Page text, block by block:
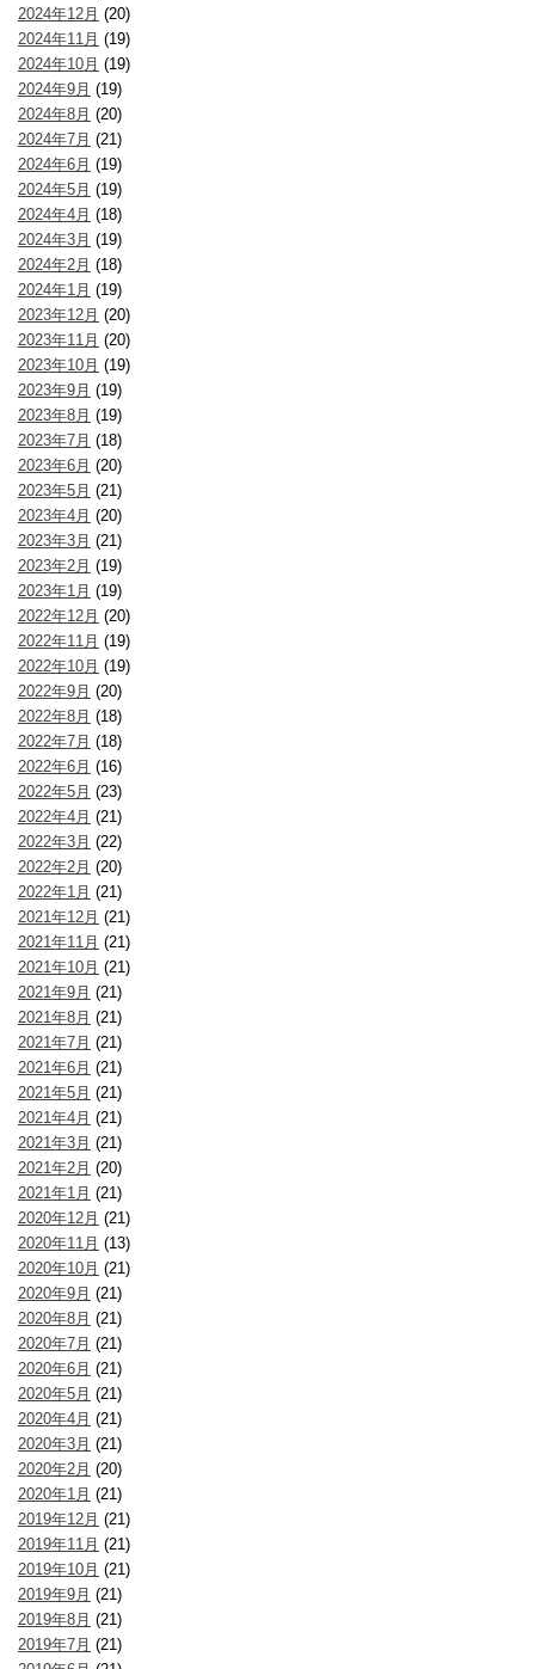
2024年12月 (20)
2024年11月 (19)
2024年10月 (19)
2024年9月 (19)
2024年8月 (20)
2024年7月 (21)
2024年6月 (19)
2024年5月 (19)
2024年4月 (18)
2024年3月 (19)
2024年2月 (18)
2024年1月 (19)
2023年12月 (20)
2023年11月 (20)
2023年10月 (19)
2023年9月 (19)
2023年8月 (19)
2023年7月 (18)
2023年6月 (20)
2023年5月 (21)
2023年4月 (20)
2023年3月 (21)
2023年2月 (19)
2023年1月 (19)
2022年12月 (20)
2022年11月 (19)
2022年10月 (19)
2022年9月 (20)
2022年8月 (18)
2022年7月 (18)
2022年6月 (16)
2022年5月 (23)
2022年4月 (21)
2022年3月 (22)
2022年2月 (20)
2022年1月 (21)
2021年12月 (21)
2021年11月 (21)
2021年10月 (21)
2021年9月 (21)
2021年8月 (21)
2021年7月 (21)
2021年6月 (21)
2021年5月 (21)
2021年4月 (21)
2021年3月 (21)
2021年2月 (20)
2021年1月 (21)
2020年12月 (21)
2020年11月 (13)
2020年10月 (21)
2020年9月 (21)
2020年8月 (21)
2020年7月 (21)
2020年6月 (21)
2020年5月 (21)
2020年4月 (21)
2020年3月 (21)
2020年2月 (20)
2020年1月 (21)
2019年12月 (21)
2019年11月 (21)
2019年10月 (21)
2019年9月 (21)
2019年8月 (21)
2019年7月 (21)